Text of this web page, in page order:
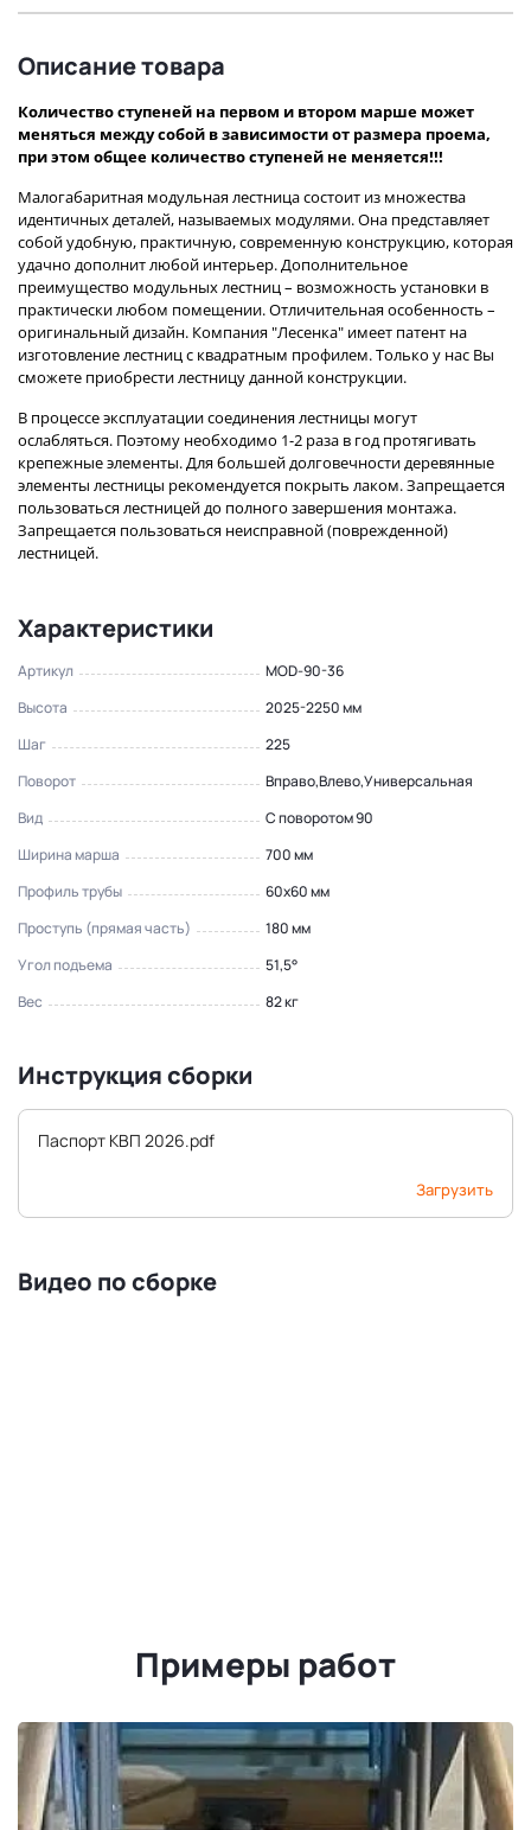
Описание товара
Количество ступеней на первом и втором марше может
меняться между собой в зависимости от размера проема,
при этом общее количество ступеней не меняется!!!
Малогабаритная модульная лестница состоит из множества
идентичных деталей, называемых модулями. Она представляет
собой удобную, практичную, современную конструкцию, которая
удачно дополнит любой интерьер. Дополнительное
преимущество модульных лестниц – возможность установки в
практически любом помещении. Отличительная особенность –
оригинальный дизайн. Компания "Лесенка" имеет патент на
изготовление лестниц с квадратным профилем. Только у нас Вы
сможете приобрести лестницу данной конструкции.
В процессе эксплуатации соединения лестницы могут
ослабляться. Поэтому необходимо 1-2 раза в год протягивать
крепежные элементы. Для большей долговечности деревянные
элементы лестницы рекомендуется покрыть лаком. Запрещается
пользоваться лестницей до полного завершения монтажа.
Запрещается пользоваться неисправной (поврежденной)
лестницей.
Характеристики
Артикул
MOD-90-36
Высота
2025-2250 мм
Шаг
225
Поворот
Вправо,Влево,Универсальная
Вид
С поворотом 90
Ширина марша
700 мм
Профиль трубы
60x60 мм
Проступь (прямая часть)
180 мм
Угол подъема
51,5°
Вес
82 кг
Инструкция сборки
Паспорт КВП 2026.pdf
Загрузить
Видео по сборке
Примеры работ